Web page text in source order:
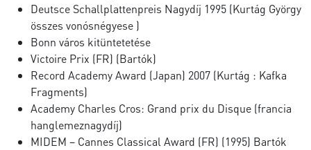
Deutsce Schallplattenpreis Nagydíj 1995 (Kurtág György
összes vonósnégyese )
Bonn város kitüntetetése
Victoire Prix (FR) (Bartók)
Record Academy Award (Japan) 2007 (Kurtág : Kafka
Fragments)
Academy Charles Cros: Grand prix du Disque (francia
hanglemeznagydíj)
MIDEM – Cannes Classical Award (FR) (1995) Bartók